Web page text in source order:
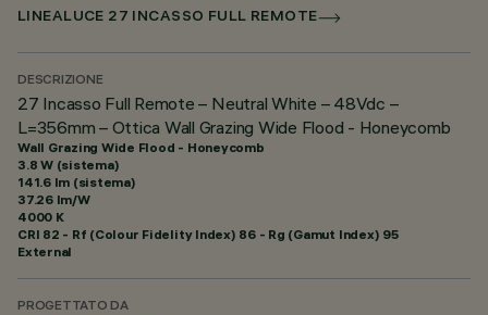
LINEALUCE 27 INCASSO FULL REMOTE
DESCRIZIONE
27 Incasso Full Remote – Neutral White – 48Vdc –
L=356mm – Ottica Wall Grazing Wide Flood - Honeycomb
Wall Grazing Wide Flood - Honeycomb
3.8 W (sistema)
141.6 lm (sistema)
37.26 lm/W
4000 K
CRI 82 - Rf (Colour Fidelity Index) 86 - Rg (Gamut Index) 95
External
PROGETTATO DA